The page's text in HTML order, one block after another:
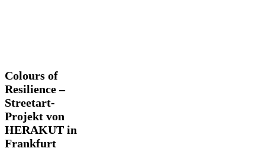
Colours
of
Resilience
–
Streetart-
Projekt
von
HERAKUT
Colours of
Resilience –
Streetart-
Projekt von
HERAKUT in
Frankfurt